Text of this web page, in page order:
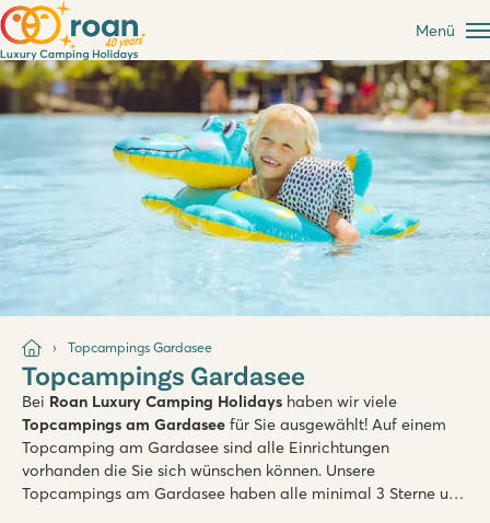
Menü
Topcampings Gardasee
Topcampings Gardasee
Bei Roan Luxury Camping Holidays haben wir viele
Topcampings am Gardasee für Sie ausgewählt! Auf einem
Topcamping am Gardasee sind alle Einrichtungen
vorhanden die Sie sich wünschen können. Unsere
Topcampings am Gardasee haben alle minimal 3 Sterne und